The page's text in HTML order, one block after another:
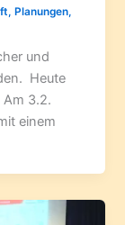
, Planungen,
und
Heute
Am 3.2.
einem